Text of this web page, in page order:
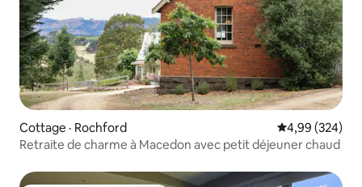
Cottage · Rochford Note
4,99 (324)
Retraite de charme à Macedon avec petit déjeuner chaud